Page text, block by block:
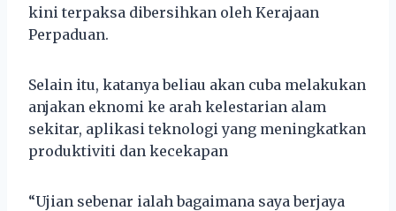
kini terpaksa dibersihkan oleh Kerajaan
Perpaduan.
Selain itu, katanya beliau akan cuba melakukan
anjakan eknomi ke arah kelestarian alam
sekitar, aplikasi teknologi yang meningkatkan
produktiviti dan kecekapan
“Ujian sebenar ialah bagaimana saya berjaya